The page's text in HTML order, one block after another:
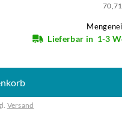
Lieferbar in 1-3
Versand